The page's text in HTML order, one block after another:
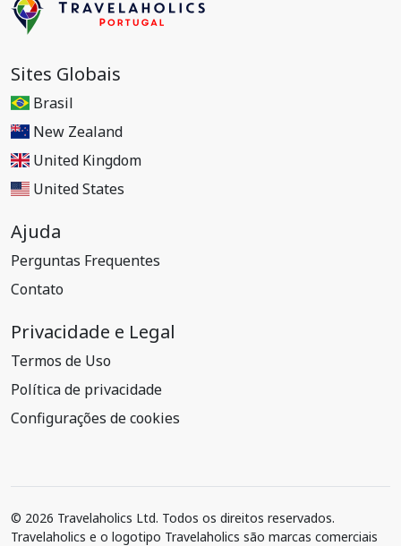
Sites Globais
Brasil
New Zealand
United Kingdom
United States
Ajuda
Perguntas Frequentes
Contato
Privacidade e Legal
Termos de Uso
Política de privacidade
Configurações de cookies
© 2026 Travelaholics Ltd. Todos os direitos reservados.
Travelaholics e o logotipo Travelaholics são marcas comerciais